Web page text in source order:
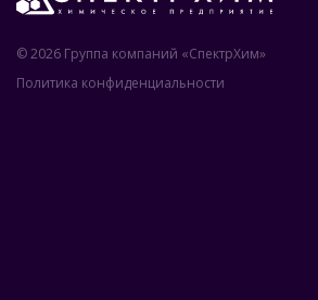
© 2026 Группа компаний «СпектрХим»
Политика конфиденциальности